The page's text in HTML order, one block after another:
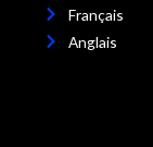
Français
Anglais